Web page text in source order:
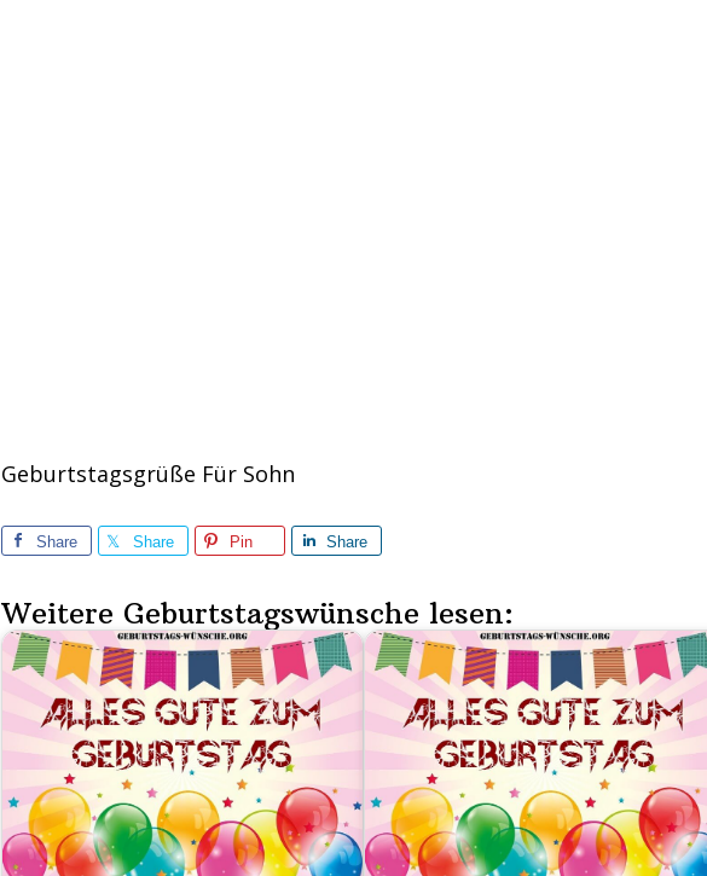
Geburtstagsgrüße Für Sohn
Share Share Pin Share
Weitere Geburtstagswünsche lesen: